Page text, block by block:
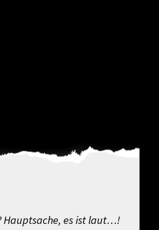
Hauptsache, es ist laut…!